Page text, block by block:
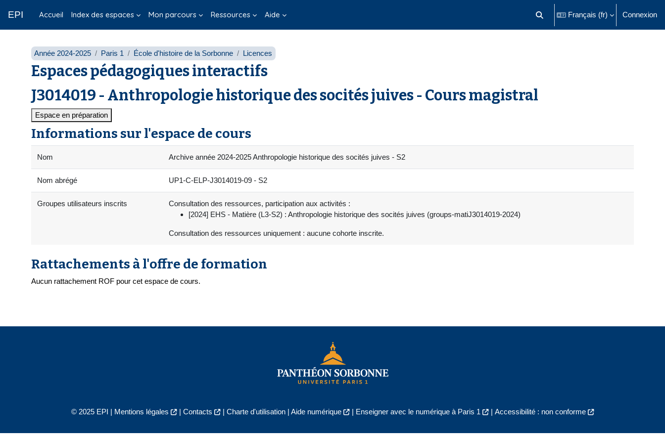
EPI Accueil Index des espaces Mon parcours Ressources Aide Activer/désactiver la saisie de
Français ‎(fr)‎ Connexion
Année 2024-2025 Paris 1 École d'histoire de la Sorbonne Licences
Espaces pédagogiques interactifs
J3014019 - Anthropologie historique des socités juives - Cours magistral
Espace en préparation
Informations sur l'espace de cours
Nom Archive année 2024-2025 Anthropologie historique des socités juives - S2
Nom abrégé UP1-C-ELP-J3014019-09 - S2
Groupes utilisateurs inscrits
Consultation des ressources, participation aux activités :
[2024] EHS - Matière (L3-S2) : Anthropologie historique des socités juives (groups-matiJ3014019-2024)
Consultation des ressources uniquement : aucune cohorte inscrite.
Rattachements à l'offre de formation
Aucun rattachement ROF pour cet espace de cours.
© 2025 EPI | Mentions légales | Contacts | Charte d'utilisation| Aide numérique | Enseigner avec le numérique à Paris 1 | Accessibilité : non conforme